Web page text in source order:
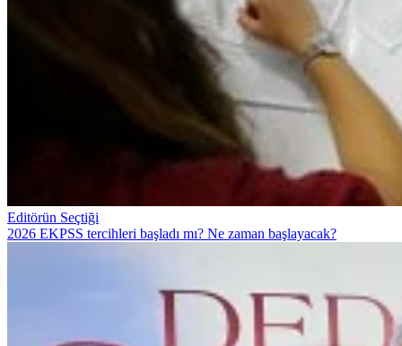
Editörün Seçtiği
2026 EKPSS tercihleri başladı mı? Ne zaman başlayacak?